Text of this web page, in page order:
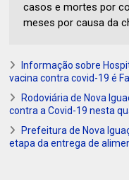
casos e mortes por
meses por causa da
Informação sobre
vacina contra covid-19 é
Rodoviária de Nova
contra a Covid-19 nesta
Prefeitura de Nova
etapa da entrega de